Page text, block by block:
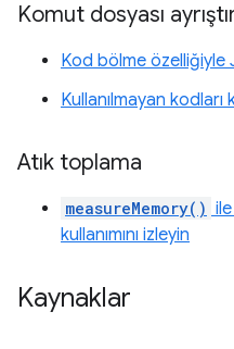
Komut dosyası
Kod bölme özelliğiyle
Kullanılmayan kodları
Atık toplama
measureMemory()
kullanımını izleyin
Kaynaklar